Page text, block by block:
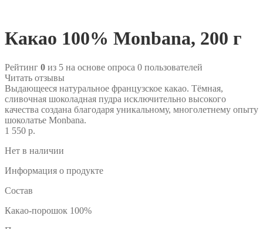
Какао 100% Monbana, 200 г
Рейтинг 0 из 5 на основе опроса 0 пользователей
Читать отзывы
Выдающееся натуральное французское какао. Тёмная,
сливочная шоколадная пудра исключительно высокого
качества создана благодаря уникальному, многолетнему опыту
шоколатье Monbana.
1 550 р.
Нет в наличии
Информация о продукте
Состав
Какао-порошок 100%